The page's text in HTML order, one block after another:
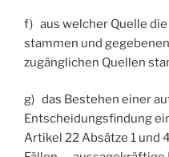
f) aus welcher Quelle
stammen und
zugänglichen Quellen
g) das Bestehen einer
Entscheidungsfindung
Artikel 22 Absätze 1 und